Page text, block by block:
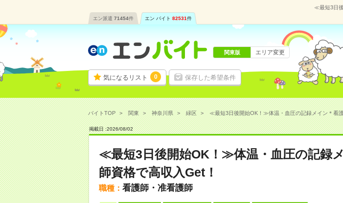
≪最短3日
エン派遣 71454件 エン バイト 82531件
気になるリスト 0 保存した希望条件
関東版 エリア変更
バイトTOP 関東 神奈川県 緑区 ≪最短3日後開始OK！≫体温・血圧の記録メイン＊看
掲載日 :2026/08/02
≪最短3日後開始OK！≫体温・血圧の記録
師資格で高収入Get！
職種： 看護師・准看護師